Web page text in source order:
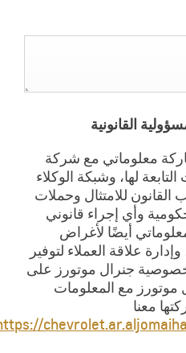
القانونية
معلوماتي مع شركة
لها، وشبكة الوكلاء
للامتثال وحملات
وأي إجراء قانوني
أيضًا لأغراض
علاقة العملاء لتوفير
جنرال موتورز على
موتورز مع المعلومات
معنا
https://